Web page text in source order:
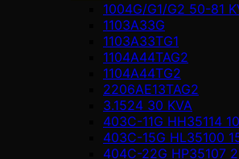
1004G/G1/G2 50-81
1103A33G
1103A33TG1
1104A44TAG2
1104A44TG2
2206AE13TAG2
3.1524 30 KVA
403C-11G HH35114
403C-15G HL35100
404C-22G HP35107